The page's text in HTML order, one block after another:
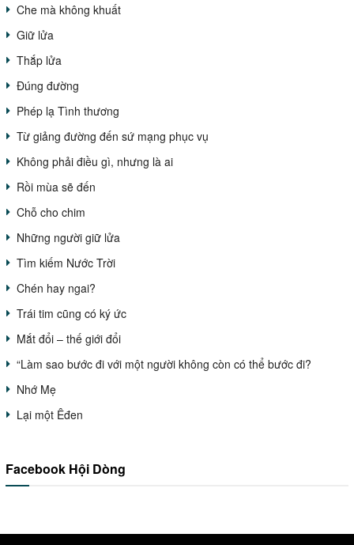
Che mà không khuất
Giữ lửa
Thắp lửa
Đúng đường
Phép lạ Tình thương
Từ giảng đường đến sứ mạng phục vụ
Không phải điều gì, nhưng là ai
Rồi mùa sẽ đến
Chỗ cho chim
Những người giữ lửa
Tìm kiếm Nước Trời
Chén hay ngai?
Trái tim cũng có ký ức
Mắt đổi – thế giới đổi
“Làm sao bước đi với một người không còn có thể bước đi?
Nhớ Mẹ
Lại một Êđen
Facebook Hội Dòng